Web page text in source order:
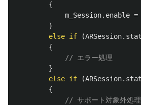
{
m_Session. enable =
}
else if (ARSession.
{
// エラー処理
}
else if (ARSession.
{
// サポート対象外処理